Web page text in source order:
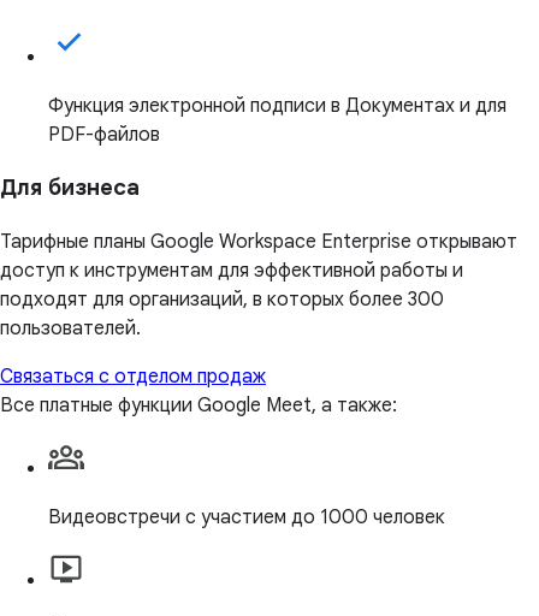
Функция электронной подписи в Документах и для
PDF-файлов
Для бизнеса
Тарифные планы Google Workspace Enterprise открывают
доступ к инструментам для эффективной работы и
подходят для организаций, в которых более 300
пользователей.
Связаться с отделом продаж
Все платные функции Google Meet, а также:
Видеовстречи с участием до 1000 человек